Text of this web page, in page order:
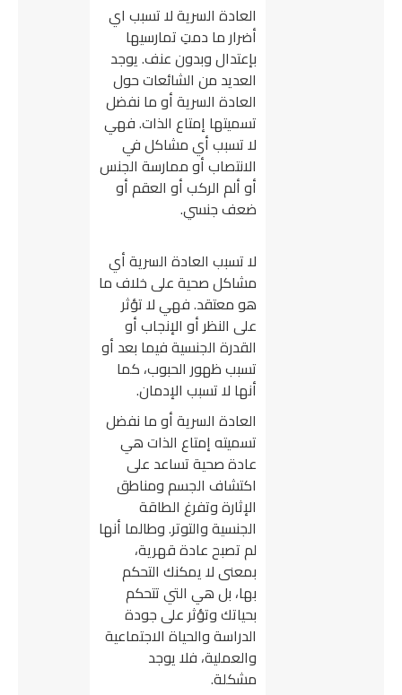
العادة السرية لا تسبب اي
أضرار ما دمتِ تمارسيها
بإعتدال وبدون عنف. يوجد
العديد من الشائعات حول
العادة السرية أو ما نفضل
تسميتها إمتاع الذات. فهي
لا تسبب أي مشاكل في
الانتصاب أو ممارسة الجنس
أو ألم الركب أو العقم أو
ضعف جنسي.
لا تسبب العادة السرية أي
مشاكل صحية على خلاف ما
هو معتقد. فهي لا تؤثر
على النظر أو الإنجاب أو
القدرة الجنسية فيما بعد أو
تسبب ظهور الحبوب، كما
أنها لا تسبب الإدمان.
العادة السرية أو ما نفضل
تسميته إمتاع الذات هي
عادة صحية تساعد على
اكتشاف الجسم ومناطق
الإثارة وتفرغ الطاقة
الجنسية والتوتر. وطالما أنها
لم تصبح عادة قهرية،
بمعنى لا يمكنك التحكم
بها، بل هي التي تتحكم
بحياتك وتؤثر على جودة
الدراسة والحياة الاجتماعية
والعملية، فلا يوجد
مشكلة.